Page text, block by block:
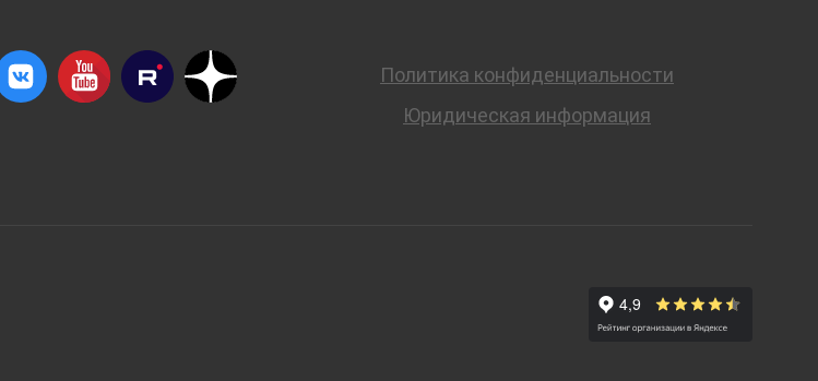
Политика конфиденциальности
Юридическая информация